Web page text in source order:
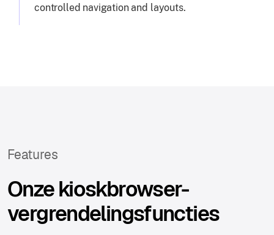
controlled navigation and layouts.
Features
Onze kioskbrowser-
vergrendelingsfuncties